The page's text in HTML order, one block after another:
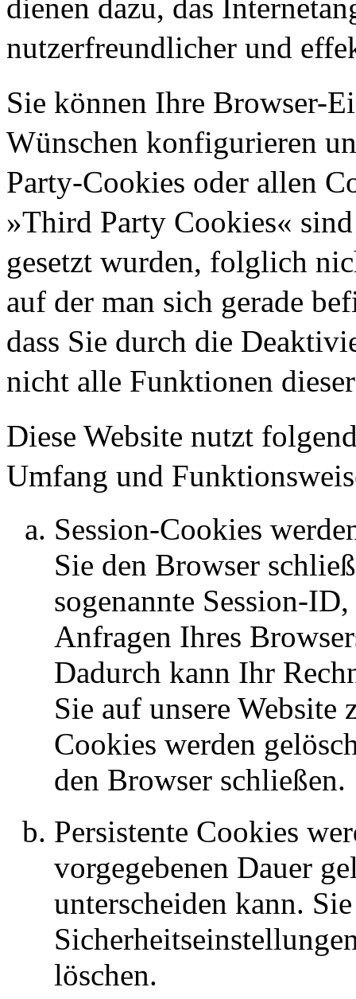
dienen dazu, das
nutzerfreundlicher und
Sie können Ihre Browser-
Wünschen konfigurieren
Party-Cookies oder allen
»Third Party Cookies«
gesetzt wurden, folglich
auf der man sich gerade
dass Sie durch die
nicht alle Funktionen
Diese Website nutzt
Umfang und
Session-Cookies
Sie den Browser
sogenannte Session-
Anfragen Ihres
Dadurch kann Ihr
Sie auf unsere Website
Cookies werden
den Browser schließen.
Persistente Cookies
vorgegebenen Dauer
unterscheiden kann.
löschen.